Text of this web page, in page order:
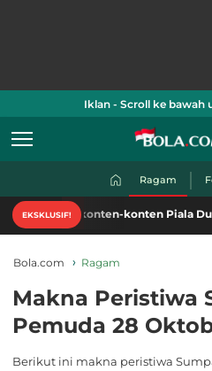
Iklan - Scroll ke
Ragam
EKSKLUSIF!
konten Piala Dunia 2026
Bola.com Ragam
Makna Peristiwa
Pemuda 28
Berikut ini makna peristiwa